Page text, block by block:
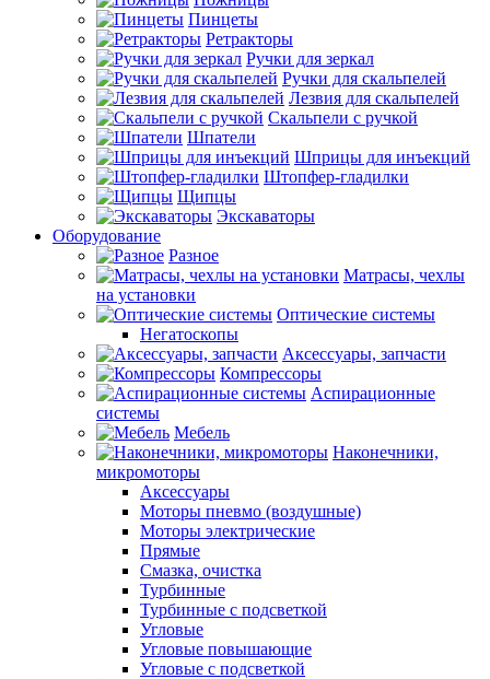
Пинцеты
Ретракторы
Ручки для зеркал
Ручки для скальпелей
Лезвия для скальпелей
Скальпели с ручкой
Шпатели
Шприцы для инъекций
Штопфер-гладилки
Щипцы
Экскаваторы
Оборудование
Разное
Матрасы, чехлы
на установки
Оптические системы
Негатоскопы
Аксессуары, запчасти
Компрессоры
Аспирационные
системы
Мебель
Наконечники,
микромоторы
Аксессуары
Моторы пневмо (воздушные)
Моторы электрические
Прямые
Смазка, очистка
Турбинные
Турбинные с подсветкой
Угловые
Угловые повышающие
Угловые с подсветкой